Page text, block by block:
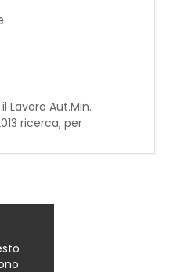
Lavoro Aut.Min.
ricerca, per
mondo della
per il settore
clienti
ecc.) - Pr